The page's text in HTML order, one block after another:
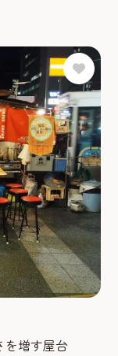
を増す屋台